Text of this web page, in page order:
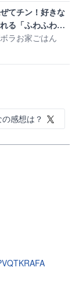
てチン！好きな
る「ふわふわ豆
コアバージョン
ラお家ごはん
感想は？